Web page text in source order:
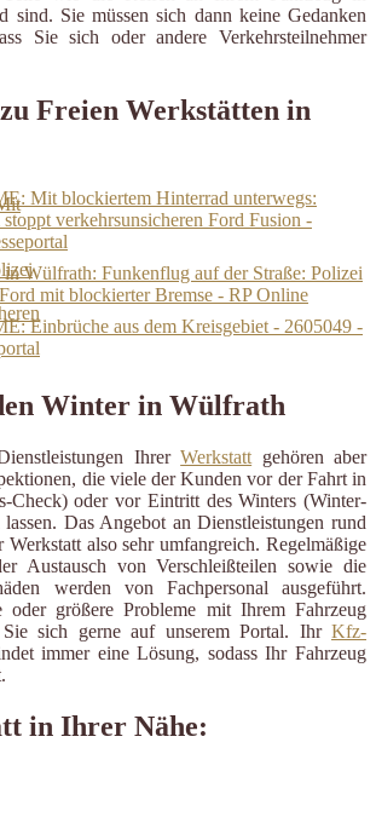
sind. Sie müssen sich dann keine Gedanken
Sie sich oder andere Verkehrsteilnehmer
Freien Werkstätten in
Mit blockiertem Hinterrad unterwegs:
verkehrsunsicheren Ford Fusion -
Wülfrath: Funkenflug auf der Straße: Polizei
mit blockierter Bremse - RP Online
Einbrüche aus dem Kreisgebiet - 2605049 -
Winter in Wülfrath
IhrerWerkstatt gehören aber
die viele der Kunden vor der Fahrt in
Check) oder vor Eintritt des Winters (Winter-
Das Angebot an Dienstleistungen rund
also sehr umfangreich. Regelmäßige
Austausch von Verschleißteilen sowie die
werden von Fachpersonal ausgeführt.
oder größere Probleme mit Ihrem Fahrzeug
sich gerne auf unserem Portal. Ihr Kfz-
immer eine Lösung, sodass Ihr Fahrzeug
in Ihrer Nähe: